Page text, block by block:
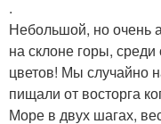
.
Небольшой, но очень
на склоне горы,
цветов! Мы случайно
пищали от восторга
Море в двух шагах,